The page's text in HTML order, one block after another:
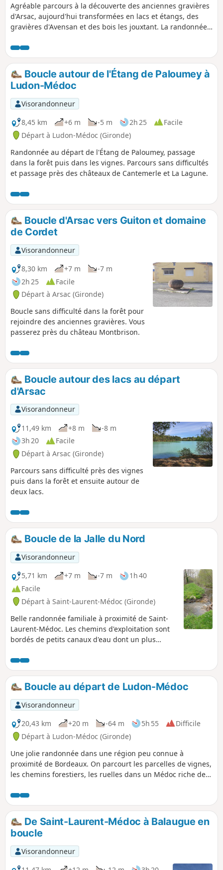
Agréable parcours à la découverte des anciennes gravières
d'Arsac, aujourd'hui transformées en lacs et étangs, des
gravières d'Avensan et des bois les jouxtant. La randonnée
une variété de paysages et un grand moment de nature
après avoir traversé de paisibles quartiers d'Arsac. Le point
de départ est à proximité de la belle église Saint-Germain.
Boucle autour de l'Étang de Paloumey à
Ludon-Médoc
Visorandonneur
8,45 km
+6 m -5 m 2h 25
Facile
Départ à Ludon-Médoc (Gironde)
Randonnée au départ de l'Étang de Paloumey, passage
dans la forêt puis dans les vignes. Parcours sans difficultés
et passage près des châteaux de Cantemerle et La Lagune.
Boucle d'Arsac vers Guiton et domaine
de Cordet
Visorandonneur
8,30 km
+7 m
-7 m
2h 25
Facile
Départ à Arsac (Gironde)
Boucle sans difficulté dans la forêt pour
rejoindre des anciennes gravières. Vous
passerez près du château Montbrison.
Boucle autour des lacs au départ
d'Arsac
Visorandonneur
11,49 km
+8 m
-8 m
3h 20
Facile
Départ à Arsac (Gironde)
Parcours sans difficulté près des vignes
puis dans la forêt et ensuite autour de
deux lacs.
Boucle de la Jalle du Nord
Visorandonneur
5,71 km
+7 m -7 m
1h 40
Facile
Départ à Saint-Laurent-Médoc (Gironde)
Belle randonnée familiale à proximité de Saint-
Laurent-Médoc. Les chemins d'exploitation sont
bordés de petits canaux d'eau dont un plus
traverse une zone présentant un potentiel
écologique important : les marais situés dans la
partie Est. Ce secteur est classé en zone Natura
2000. L’équilibre écologique est menacé par
l’abandon de la gestion extensive des zones
humides au profit d’un développement de la
culture intensive du peuplier.
Boucle au départ de Ludon-Médoc
Visorandonneur
20,43 km
+20 m -64 m 5h 55
Difficile
Départ à Ludon-Médoc (Gironde)
Une jolie randonnée dans une région peu connue à
proximité de Bordeaux. On parcourt les parcelles de vignes,
les chemins forestiers, les ruelles dans un Médoc riche de
De Saint-Laurent-Médoc à Balaugue en
boucle
Visorandonneur